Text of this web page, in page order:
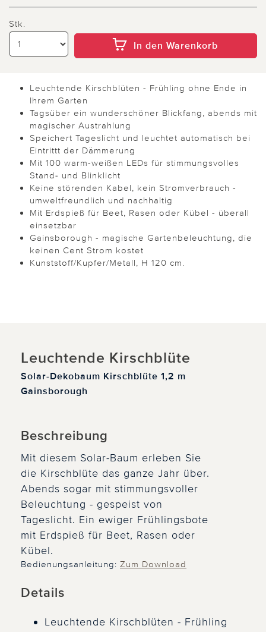
Stk.
In den Warenkorb
Leuchtende Kirschblüten - Frühling ohne Ende in
Ihrem Garten
Tagsüber ein wunderschöner Blickfang, abends mit
magischer Austrahlung
Speichert Tageslicht und leuchtet automatisch bei
Eintrittt der Dämmerung
Mit 100 warm-weißen LEDs für stimmungsvolles
Stand- und Blinklicht
Keine störenden Kabel, kein Stromverbrauch -
umweltfreundlich und nachhaltig
Mit Erdspieß für Beet, Rasen oder Kübel - überall
einsetzbar
Gainsborough - magische Gartenbeleuchtung, die
keinen Cent Strom kostet
Kunststoff/Kupfer/Metall, H 120 cm.
Leuchtende Kirschblüte
Solar-Dekobaum Kirschblüte 1,2 m
Gainsborough
Beschreibung
Mit diesem Solar-Baum erleben Sie
die Kirschblüte das ganze Jahr über.
Abends sogar mit stimmungsvoller
Beleuchtung - gespeist von
Tageslicht. Ein ewiger Frühlingsbote
mit Erdspieß für Beet, Rasen oder
Kübel.
Bedienungsanleitung: Zum Download
Details
Leuchtende Kirschblüten - Frühling